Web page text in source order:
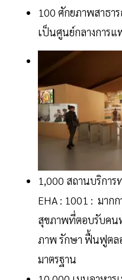
100 ศักยภาพสาธา
เป็นศูนย์กลางการแ
1,000 สถานบริการ
EHA : 1001 : มาก
สุขภาพที่ตอบรับคน
ภาพ รักษา ฟื้นฟูตล
มาตรฐาน